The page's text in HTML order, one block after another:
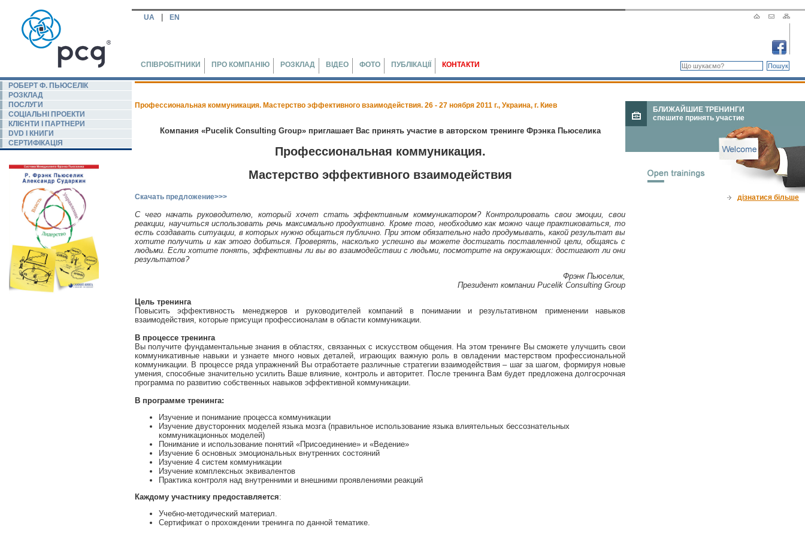
UA EN
СПІВРОБІТНИКИ ПРО КОМПАНІЮ РОЗКЛАД ВІДЕО ФОТО ПУБЛІКАЦІЇ КОНТАКТИ
РОБЕРТ Ф. ПЬЮСЕЛIК
РОЗКЛАД
ПОСЛУГИ
СОЦІАЛЬНІ ПРОЕКТИ
КЛІЄНТИ І ПАРТНЕРИ
DVD І КНИГИ
СЕРТИФІКАЦІЯ
Профессиональная коммуникация. Мастерство эффективного взаимодействия. 26 - 27 ноября 2011 г., Украина, г. Киев
Компания «Pucelik Consulting Group» приглашает Вас принять участие в авторском тренинге Фрэнка Пьюселика
Профессиональная коммуникация.
Мастерство эффективного взаимодействия
Скачать предложение>>>
С чего начать руководителю, который хочет стать эффективным коммуникатором?Контролировать свои эмоции, свои
реакции, научиться использовать речь максимально продуктивно. Кроме того, необходимо как можно чаще практиковаться, то
есть создавать ситуации, в которых нужно общаться публично. При этом обязательно надо продумывать, какой результат вы
хотите получить и как этого добиться. Проверять, насколько успешно вы можете достигать поставленной цели, общаясь с
людьми. Если хотите понять, эффективны ли вы во взаимодействии с людьми, посмотрите на окружающих: достигают ли они
результатов?
Фрэнк Пьюселик,
Президент компании Pucelik Consulting Group
Цель тренинга
Повысить эффективность менеджеров и руководителей компаний в понимании и результативном применении навыков
взаимодействия, которые присущи профессионалам в области коммуникации.
В процессе тренинга
Вы получите фундаментальные знания в областях, связанных с искусством общения. На этом тренинге Вы сможете улучшить свои
коммуникативные навыки и узнаете много новых деталей, играющих важную роль в овладении мастерством профессиональной
коммуникации. В процессе ряда упражнений Вы отработаете различные стратегии взаимодействия – шаг за шагом, формируя новые
умения, способные значительно усилить Ваше влияние, контроль и авторитет. После тренинга Вам будет предложена долгосрочная
программа по развитию собственных навыков эффективной коммуникации.
В программе тренинга:
Изучение и понимание процесса коммуникации
Изучение двусторонних моделей языка мозга (правильное использование языка влиятельных бессознательных
коммуникационных моделей)
Понимание и использование понятий «Присоединение» и «Ведение»
Изучение 6 основных эмоциональных внутренних состояний
Изучение 4 систем коммуникации
Изучение комплексных эквивалентов
Практика контроля над внутренними и внешними проявлениями реакций
Каждому участнику предоставляется:
Учебно-методический материал.
Сертификат о прохождении тренинга по данной тематике.
БЛИЖАЙШИЕ ТРЕНИНГИ
спешите принять участие
дізнатися більше